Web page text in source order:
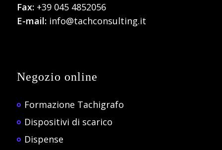
Fax:+39 045 4852056
E-mail:info@tachconsulting.it
Negozio online
Formazione Tachigrafo
Dispositivi di scarico
Dispense